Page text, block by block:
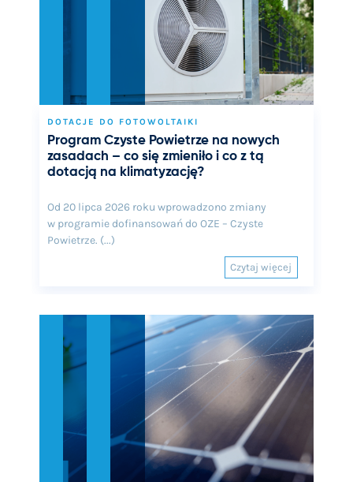
DOTACJE DO FOTOWOLTAIKI
Program Czyste Powietrze na nowych
zasadach – co się zmieniło i co z tą
dotacją na klimatyzację?
Od 20 lipca 2026 roku wprowadzono zmiany
w programie dofinansowań do OZE – Czyste
Powietrze. (...)
Czytaj więcej